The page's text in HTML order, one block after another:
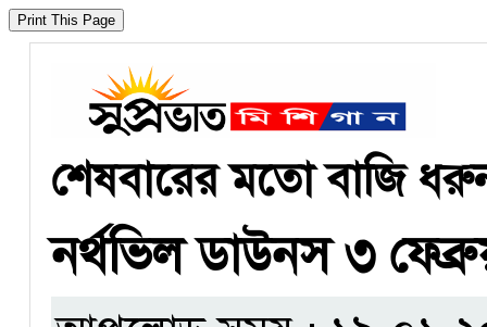
শেষবারের মতো বাজি
নর্থভিল ডাউনস ৩